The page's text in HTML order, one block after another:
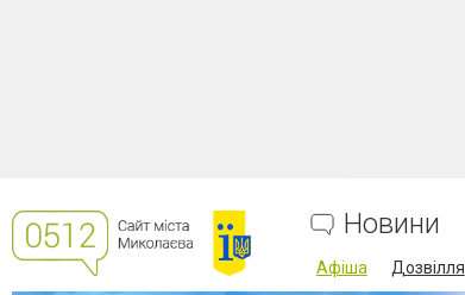
Новини
Афіша Дозвілля